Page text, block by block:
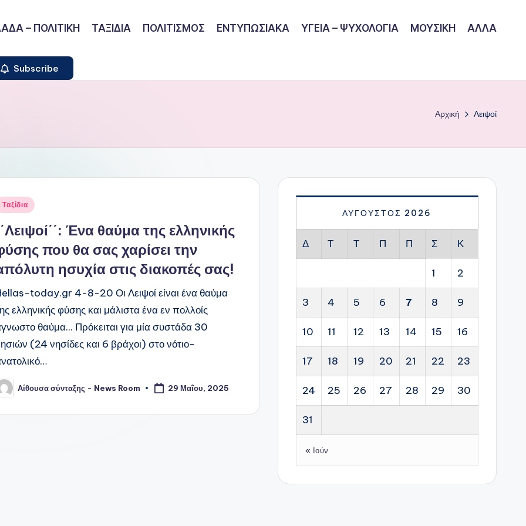
– ΠΟΛΙΤΙΚΗ ΤΑΞΙΔΙΑ ΠΟΛΙΤΙΣΜΟΣ ΕΝΤΥΠΩΣΙΑΚΑ ΥΓΕΙΑ – ΨΥΧΟΛΟΓΙΑ ΜΟΥΣΙΚΗ ΑΛΛΑ
Subscribe
Αρχική Λειψοί
Ταξίδια
Ένα θαύμα της ελληνικής
που θα σας χαρίσει την
ησυχία στις διακοπές σας!
today.gr 4-8-20 Οι Λειψοί είναι ένα θαύμα
ελληνικής φύσης και μάλιστα ένα εν πολλοίς
θαύμα... Πρόκειται για μία συστάδα 30
(24 νησίδες και 6 βράχοι) στο νότιο-
Αίθουσα σύνταξης - News Room 29 Μαΐου, 2025
ΑΎΓΟΥΣΤΟΣ 2026
Δ Τ Τ Π Π Σ Κ
1 2
3 4 5 6 7 8 9
10 11 12 13 14 15 16
17 18 19 20 21 22 23
24 25 26 27 28 29 30
31
« Ιούν